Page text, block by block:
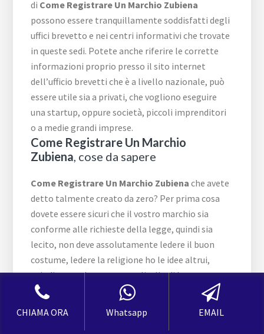
di Come Registrare Un Marchio Zubiena
possono essere tranquillamente soddisfatti degli
uffici brevetto e nei centri informativi che trovate
in queste sedi. Potete anche riferire le corrette
informazioni proprio presso il sito internet
dell’ufficio brevetti che è a livello nazionale, può
essere utile sia a privati, che vogliono eseguire
una startup, oppure società, piccoli imprenditori
o a medie grandi imprese.
Come Registrare Un Marchio
Zubiena, cose da sapere
Come Registrare Un Marchio Zubiena che avete
detto talmente creato da zero? Per prima cosa
dovete essere sicuri che il vostro marchio sia
conforme alle richieste della legge, quindi sia
lecito, non deve assolutamente ledere il buon
costume, ledere la religione ho le idee altrui,
quindi essere ben accetto a livello di buon
costume. Occorre eseguire anche una sorta di
ricerca per essere sicuri che il vostro marchio sia
unico, nel senso che un disegno o una scritta non
CHIAMA ORA Whatsapp EMAIL